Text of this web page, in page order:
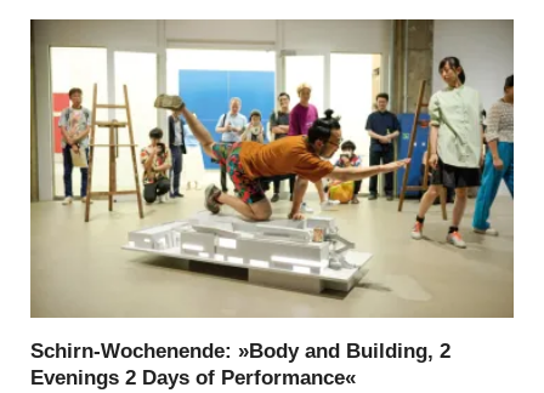
Schirn-Wochenende: »Body and Building, 2
Evenings 2 Days of Performance«